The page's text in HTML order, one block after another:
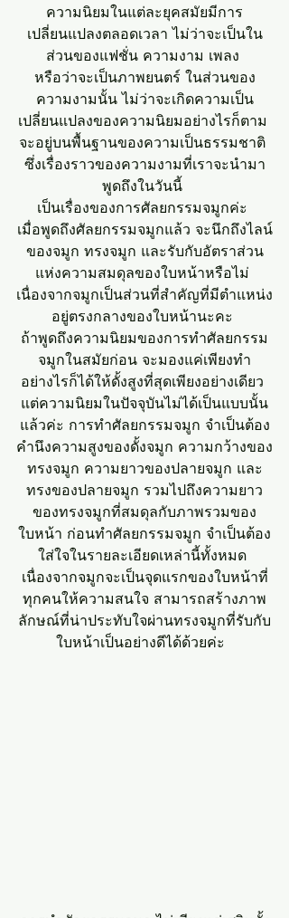
ความนิยมในแต่ละยุคสมัยมีการ
เปลี่ยนแปลงตลอดเวลา ไม่ว่าจะเป็นใน
ส่วนของแฟชั่น ความงาม เพลง
หรือว่าจะเป็นภาพยนตร์ ในส่วนของ
ความงามนั้น ไม่ว่าจะเกิดความเป็น
เปลี่ยนแปลงของความนิยมอย่างไรก็ตาม
จะอยู่บนพื้นฐานของความเป็นธรรมชาติ
ซึ่งเรื่องราวของความงามที่เราจะนำมา
พูดถึงในวันนี้
เป็นเรื่องของการศัลยกรรมจมูกค่ะ
เมื่อพูดถึงศัลยกรรมจมูกแล้ว จะนึกถึงไลน์
ของจมูก ทรงจมูก และรับกับอัตราส่วน
แห่งความสมดุลของใบหน้าหรือไม่
เนื่องจากจมูกเป็นส่วนที่สำคัญที่มีตำแหน่ง
อยู่ตรงกลางของใบหน้านะคะ
ถ้าพูดถึงความนิยมของการทำศัลยกรรม
จมูกในสมัยก่อน จะมองแค่เพียงทำ
อย่างไรก็ได้ให้ดั้งสูงที่สุดเพียงอย่างเดียว
แต่ความนิยมในปัจจุบันไม่ได้เป็นแบบนั้น
แล้วค่ะ การทำศัลยกรรมจมูก จำเป็นต้อง
คำนึงความสูงของดั้งจมูก ความกว้างของ
ทรงจมูก ความยาวของปลายจมูก และ
ทรงของปลายจมูก รวมไปถึงความยาว
ของทรงจมูกที่สมดุลกับภาพรวมของ
ใบหน้า ก่อนทำศัลยกรรมจมูก จำเป็นต้อง
ใส่ใจในรายละเอียดเหล่านี้ทั้งหมด
เนื่องจากจมูกจะเป็นจุดแรกของใบหน้าที่
ทุกคนให้ความสนใจ สามารถสร้างภาพ
ลักษณ์ที่น่าประทับใจผ่านทรงจมูกที่รับกับ
ใบหน้าเป็นอย่างดีได้ด้วยค่ะ